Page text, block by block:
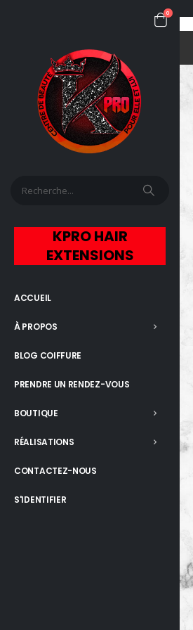
0
KPRO HAIR
EXTENSIONS
ACCUEIL
À PROPOS
BLOG COIFFURE
PRENDRE UN RENDEZ-VOUS
BOUTIQUE
RÉALISATIONS
CONTACTEZ-NOUS
S'IDENTIFIER